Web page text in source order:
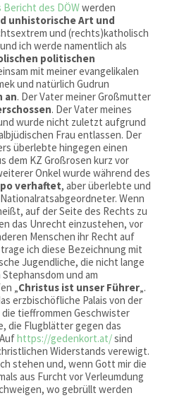
des DÖWwerden
unhistorische Art und
und (rechts)katholisch
ich werde namentlich als
politischen
mit meiner evangelikalen
und natürlich Gudrun
an. Der Vater meiner Großmutter
. Der Vater meines
wurde nicht zuletzt aufgrund
Frau entlassen. Der
überlebte hingegen einen
dem KZ Großrosen kurz vor
Onkel wurde während des
verhaftet, aber überlebte und
Wenn
auf der Seite des Rechts zu
das Unrecht einzustehen, vor
Menschen ihr Recht auf
ich diese Bezeichnung mit
Jugendliche, die nicht lange
und am
„Christus ist unser Führer„.
erzbischöfliche Palais von der
tieffrommen Geschwister
die Flugblätter gegen das
https://gedenkort.at/sind
Widerstands verewigt.
stehen und, wenn Gott mir die
aus Furcht vor Verleumdung
wo gebrüllt werden